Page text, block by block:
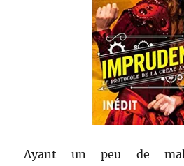
Ayant un peu de mal